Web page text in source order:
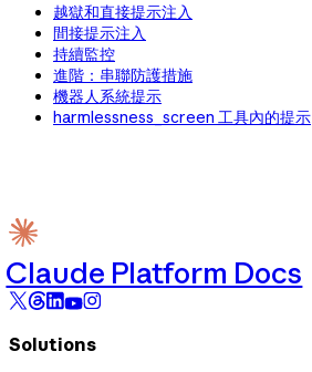
越獄和直接提示注入
間接提示注入
持續監控
進階：串聯防護措施
機器人系統提示
harmlessness_screen 工具內的提示
Claude Platform Docs
Solutions